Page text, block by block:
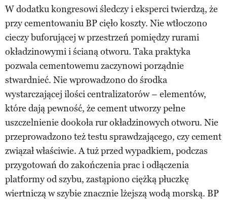
W dodatku kongresowi śledczy i eksperci twierdzą, że
przy cementowaniu BP cięło koszty. Nie wtłoczono
cieczy buforującej w przestrzeń pomiędzy rurami
okładzinowymi i ścianą otworu. Taka praktyka
pozwala cementowemu zaczynowi porządnie
stwardnieć. Nie wprowadzono do środka
wystarczającej ilości centralizatorów – elementów,
które dają pewność, że cement utworzy pełne
uszczelnienie dookoła rur okładzinowych otworu. Nie
przeprowadzono też testu sprawdzającego, czy cement
związał właściwie. A tuż przed wypadkiem, podczas
przygotowań do zakończenia prac i odłączenia
platformy od szybu, zastąpiono ciężką płuczkę
wiertniczą w szybie znacznie lżejszą wodą morską. BP